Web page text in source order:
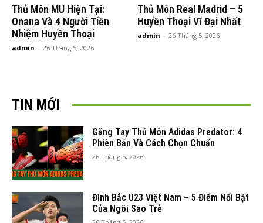
Thủ Môn MU Hiện Tại:
Onana Và 4 Người Tiền
Nhiệm Huyền Thoại
admin - 26 Tháng 5, 2026
Thủ Môn Real Madrid – 5
Huyền Thoại Vĩ Đại Nhất
admin - 26 Tháng 5, 2026
TIN MỚI
Găng Tay Thủ Môn Adidas Predator: 4
Phiên Bản Và Cách Chọn Chuẩn
26 Tháng 5, 2026
Đình Bắc U23 Việt Nam – 5 Điểm Nổi Bật
Của Ngôi Sao Trẻ